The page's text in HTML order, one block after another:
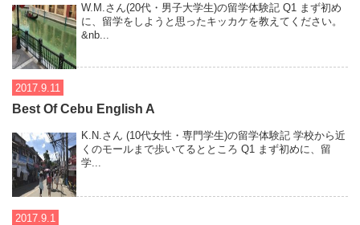
W.M.さん(20代・男子大学生)の留学体験記 Q1 まず初め
に、留学をしようと思ったキッカケを教えてください。
&nb...
2017.9.11
Best Of Cebu English A
K.N.さん (10代女性・専門学生)の留学体験記 学校から近
くのモールまで歩いてるとところ Q1 まず初めに、留
学...
2017.9.1